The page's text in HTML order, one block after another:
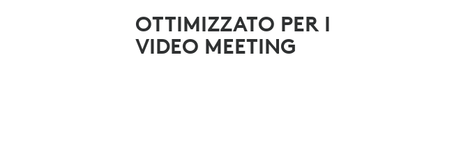
OTTIMIZZATO PER I
VIDEO MEETING